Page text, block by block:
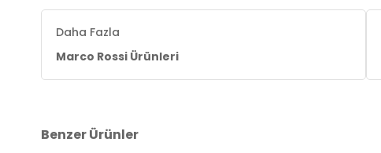
Daha Fazla
Marco Rossi Ürünleri
Benzer Ürünler